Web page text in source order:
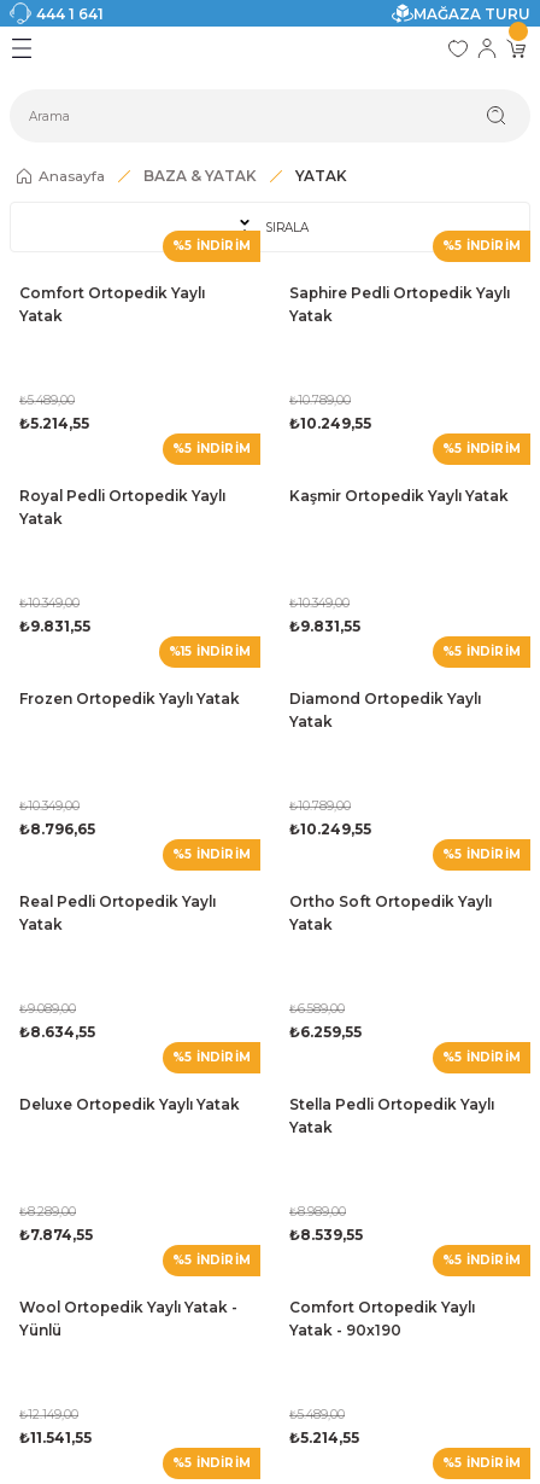
444 1 641
MAĞAZA TURU
Geri Dön
Geri Dön
Geri Dön
Geri Dön
Geri Dön
Geri Dön
Anasayfa BAZA & YATAK YATAK
SIRALA
%5 İNDİRİM
Comfort Ortopedik Yaylı
Yatak
₺5.489,00
₺5.214,55
%5 İNDİRİM
Saphire Pedli Ortopedik Yaylı
Yatak
₺10.789,00
₺10.249,55
%5 İNDİRİM
Royal Pedli Ortopedik Yaylı
Yatak
₺10.349,00
₺9.831,55
%5 İNDİRİM
Kaşmir Ortopedik Yaylı Yatak
₺10.349,00
₺9.831,55
%15 İNDİRİM
Frozen Ortopedik Yaylı Yatak
₺10.349,00
₺8.796,65
%5 İNDİRİM
Diamond Ortopedik Yaylı
Yatak
₺10.789,00
₺10.249,55
%5 İNDİRİM
Real Pedli Ortopedik Yaylı
Yatak
₺9.089,00
₺8.634,55
%5 İNDİRİM
Ortho Soft Ortopedik Yaylı
Yatak
₺6.589,00
₺6.259,55
%5 İNDİRİM
Deluxe Ortopedik Yaylı Yatak
₺8.289,00
₺7.874,55
%5 İNDİRİM
Stella Pedli Ortopedik Yaylı
Yatak
₺8.989,00
₺8.539,55
%5 İNDİRİM
Wool Ortopedik Yaylı Yatak -
Yünlü
₺12.149,00
₺11.541,55
%5 İNDİRİM
Comfort Ortopedik Yaylı
Yatak - 90x190
₺5.489,00
₺5.214,55
%5 İNDİRİM %5 İNDİRİM